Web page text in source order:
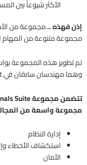
الأكثر شيوعاً بين
إذن فهذه ..مجموعة من
مجموعة متنوعة من المهام
وهما مهندسان سابقان في Microsoft.
مجموعة واسعة من
إدارة النظام
استكشاف الأخطاء
الأمان